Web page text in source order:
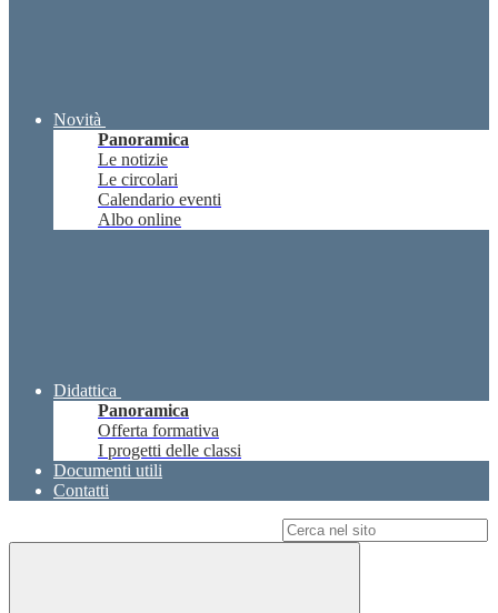
Novità
Panoramica
Le notizie
Le circolari
Calendario eventi
Albo online
Didattica
Panoramica
Offerta formativa
I progetti delle classi
Documenti utili
Contatti